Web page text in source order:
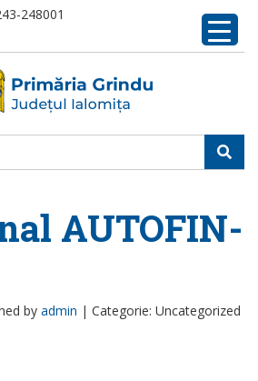
248001
AUTOFIN-
by admin | Categorie: Uncategorized